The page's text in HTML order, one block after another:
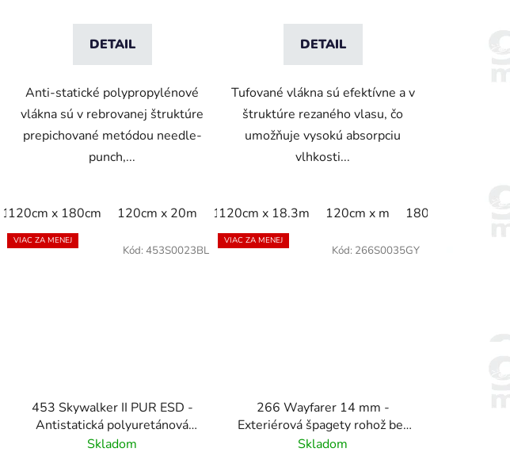
120cm x m 122cm x 244cm 200cm x 20m 200cm x linm 60cm x 90cm
DETAIL
Anti-statické polypropylénové
vlákna sú v rebrovanej štruktúre
prepichované metódou needle-
punch,...
120cm x 180cm 120cm x 20m 120cm x 240cm 120cm x m 60cm x 90cm
DETAIL
Tufované vlákna sú efektívne a v
štruktúre rezaného vlasu, čo
umožňuje vysokú absorpciu
vlhkosti...
120cm x 18.3m 120cm x m 180cm x 18.3m
VIAC ZA MENEJ
453 Skywalker II PUR ESD -
Antistatická polyuretánová
rohož s kamienkovým vzorom
Skladom
Kód: 453S0023BL
VIAC ZA MENEJ
266 Wayfarer 14 mm -
Exteriérová špagety rohož bez
podkladu - sivá
Skladom
Kód: 266S0035GY